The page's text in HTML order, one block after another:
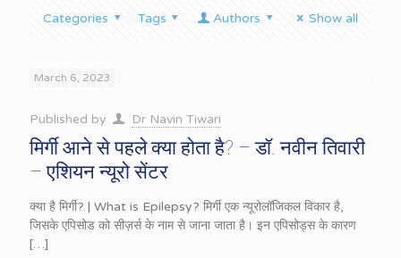
Categories Tags Authors Show all
March 6, 2023
Published by Dr Navin Tiwari
मिर्गी आने से पहले क्या होता है? – डॉ. नवीन तिवारी
– एशियन न्यूरो सेंटर
क्या है मिर्गी? | What is Epilepsy? मिर्गी एक न्यूरोलॉजिकल विकार है,
जिसके एपिसोड को सीज़र्स के नाम से जाना जाता है। इन एपिसोड्स के कारण
[…]